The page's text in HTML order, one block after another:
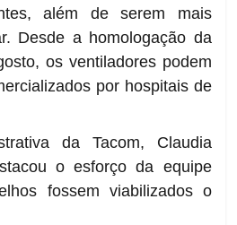
além de serem mais
Desde a homologação da
os ventiladores podem
por hospitais de
da Tacom, Claudia
o esforço da equipe
fossem viabilizados o